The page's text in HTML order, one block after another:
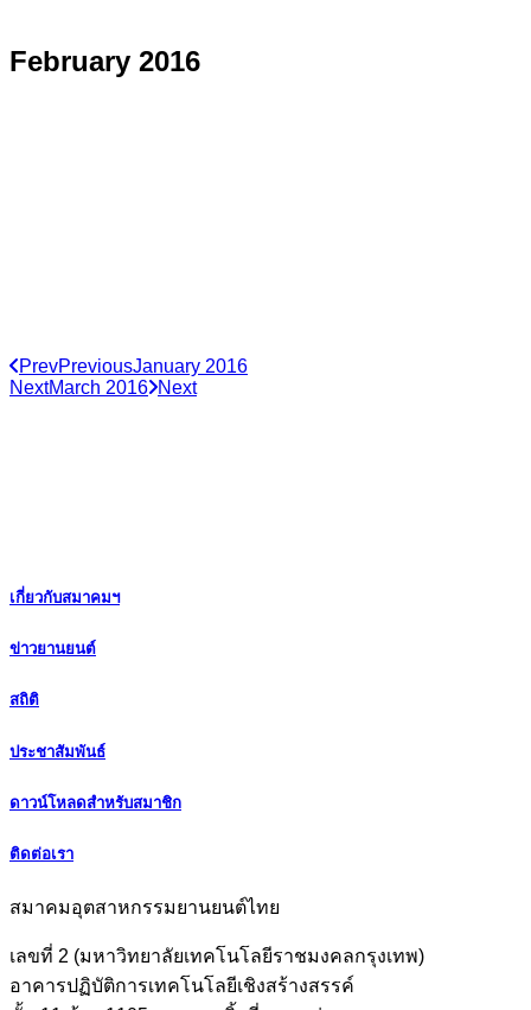
February 2016
PrevPreviousJanuary 2016
NextMarch 2016 Next
เกี่ยวกับสมาคมฯ
ข่าวยานยนต์
สถิติ
ประชาสัมพันธ์
ดาวน์โหลดสำหรับสมาชิก
ติดต่อเรา
สมาคมอุตสาหกรรมยานยนต์ไทย
เลขที่ 2 (มหาวิทยาลัยเทคโนโลยีราชมงคลกรุงเทพ)
อาคารปฏิบัติการเทคโนโลยีเชิงสร้างสรรค์